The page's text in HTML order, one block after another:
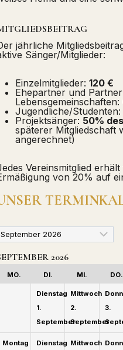
jährliche
Sänger/Mitglieder:
Einzelmitglieder: 120 €
Ehepartner und
Lebensgemeinschaften:
Jugendliche/Studenten:
Projektsänger: 50%
späterer Mitgliedschaft
angerechnet)
Vereinsmitglied
von 20% auf
2026
MO. DI. MI. DO.
Dienstag
1.
September
Mittwoch
2.
September
3.
Montag
Dienstag Mittwoch